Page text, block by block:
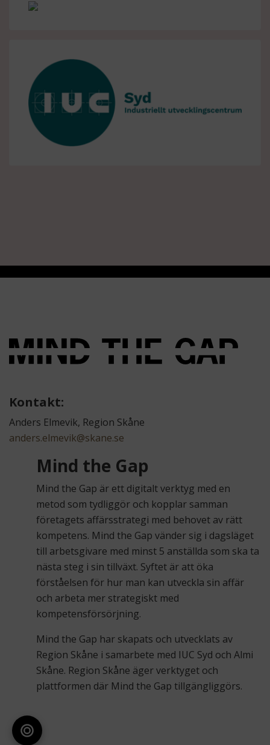
Kontakt:
Anders Elmevik, Region Skåne
anders.elmevik@skane.se
Mind the Gap
Mind the Gap är ett digitalt verktyg med en
metod som tydliggör och kopplar samman
företagets affärsstrategi med behovet av rätt
kompetens. Mind the Gap vänder sig i dagsläget
till arbetsgivare med minst 5 anställda som ska ta
nästa steg i sin tillväxt. Syftet är att öka
förståelsen för hur man kan utveckla sin affär
och arbeta mer strategiskt med
kompetensförsörjning.
Mind the Gap har skapats och utvecklats av
Region Skåne i samarbete med IUC Syd och Almi
Skåne. Region Skåne äger verktyget och
plattformen där Mind the Gap tillgängliggörs.